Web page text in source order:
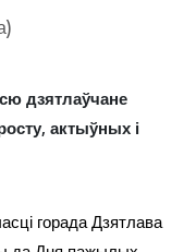
дзятлаўчане
актыўных і
горада Дзятлава